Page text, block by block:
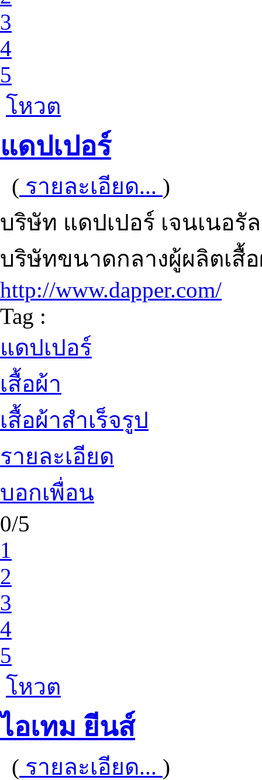
3
4
5
โหวต
แดปเปอร์
( รายละเอียด... )
บริษัท แดปเปอร์ เจนเนอรั
บริษัทขนาดกลางผู้ผลิตเสื้
http://www.dapper.com/
Tag :
แดปเปอร์
เสื้อผ้า
เสื้อผ้าสำเร็จรูป
รายละเอียด
บอกเพื่อน
0/5
1
2
3
4
5
โหวต
ไอเทม ยีนส์
( รายละเอียด... )